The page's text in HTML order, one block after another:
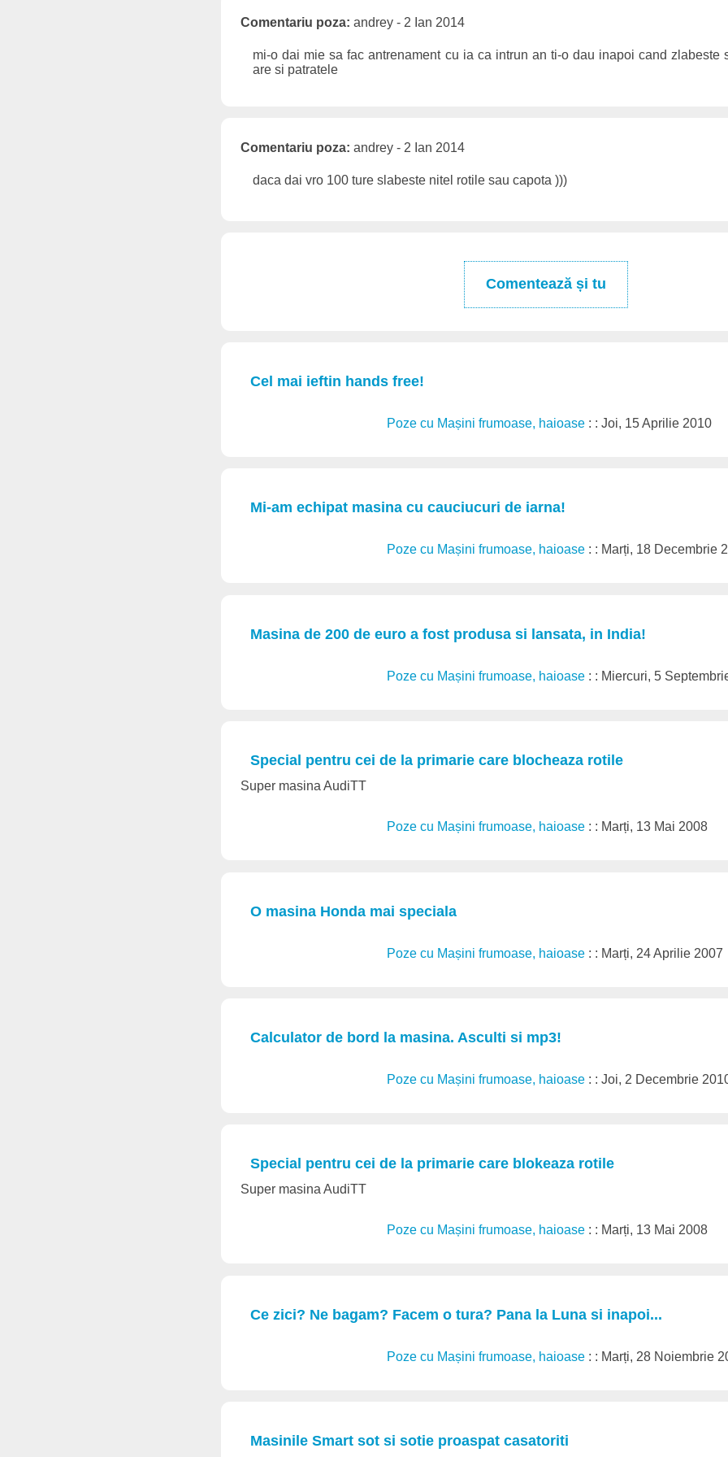
Comentariu poza: andrey - 2 Ian 2014
mi-o dai mie sa fac antrenament cu ia ca intrun an ti-o dau inapoi cand zlabeste
are si patratele
Comentariu poza: andrey - 2 Ian 2014
daca dai vro 100 ture slabeste nitel rotile sau capota )))
Comentează și tu
Cel mai ieftin hands free!
Poze cu Mașini frumoase, haioase : : Joi, 15 Aprilie 2010
Mi-am echipat masina cu cauciucuri de iarna!
Poze cu Mașini frumoase, haioase : : Marți, 18 Decembrie
Masina de 200 de euro a fost produsa si lansata, in India!
Poze cu Mașini frumoase, haioase : : Miercuri, 5
Special pentru cei de la primarie care blocheaza rotile
Super masina AudiTT
Poze cu Mașini frumoase, haioase : : Marți, 13 Mai 2008
O masina Honda mai speciala
Poze cu Mașini frumoase, haioase : : Marți, 24 Aprilie 2007
Calculator de bord la masina. Asculti si mp3!
Poze cu Mașini frumoase, haioase : : Joi, 2 Decembrie
Special pentru cei de la primarie care blokeaza rotile
Super masina AudiTT
Poze cu Mașini frumoase, haioase : : Marți, 13 Mai 2008
Ce zici? Ne bagam? Facem o tura? Pana la Luna si inapoi...
Poze cu Mașini frumoase, haioase : : Marți, 28 Noiembrie
Masinile Smart sot si sotie proaspat casatoriti